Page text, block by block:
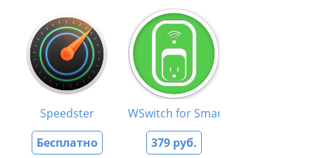
Speedster
Бесплатно
WSwitch for Smart Switches
379 руб.